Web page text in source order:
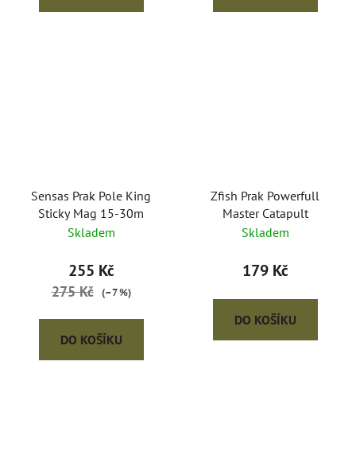
Sensas Prak Pole King
Sticky Mag 15-30m
Skladem
255 Kč
275 Kč (–7 %)
DO KOŠÍKU
Zfish Prak Powerfull
Master Catapult
Skladem
179 Kč
DO KOŠÍKU